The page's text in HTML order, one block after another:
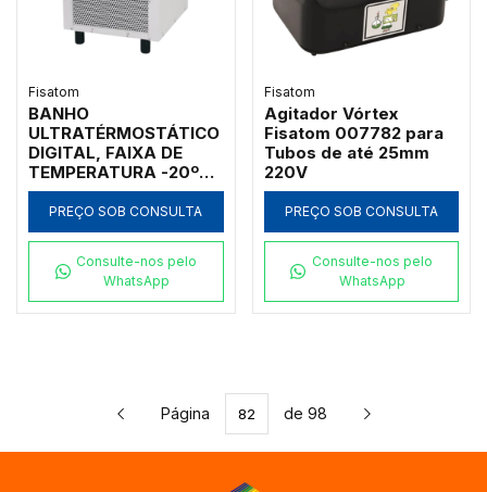
Fisatom
BANHO
ULTRATÉRMOSTÁTICO
DIGITAL, FAIXA DE
TEMPERATURA -20ºC
A 95ºC, RESOLUÇÃO
0,1ºC, COM
CIRCULAÇÃO INTERNA
AÇO INOXIDÁVEL COM
TAMPA, VOLUME 9
LITROS, 220V -
PREÇO SOB CONSULTA
Consulte-nos pelo
WhatsApp
Fisatom
Agitador Vórtex
Fisatom 007782 para
Tubos de até 25mm
220V
PREÇO SOB CONSULTA
Consulte-nos pelo
WhatsApp
Página de 98